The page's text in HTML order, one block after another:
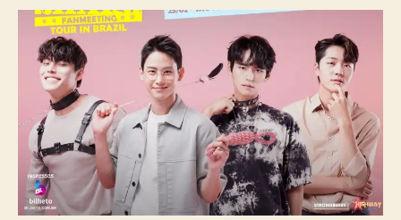
r
d
o
p
o
t
d
u
l
i
c
a
ç
ã
C
o
M
i
l
k
S
h